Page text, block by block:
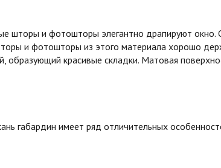
шторы и фотошторы элегантно драпируют окно.
и фотошторы из этого материала хорошо
образующий красивые складки. Матовая
габардин имеет ряд отличительных